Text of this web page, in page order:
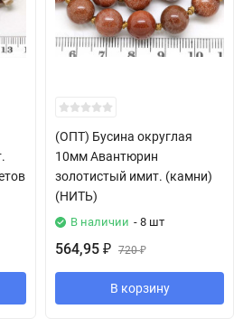
(ОПТ) Бусина округлая
10мм Авантюрин
золотистый имит. (камни)
(НИТЬ)
В наличии - 8 шт
564,95 ₽ 720₽
В корзину